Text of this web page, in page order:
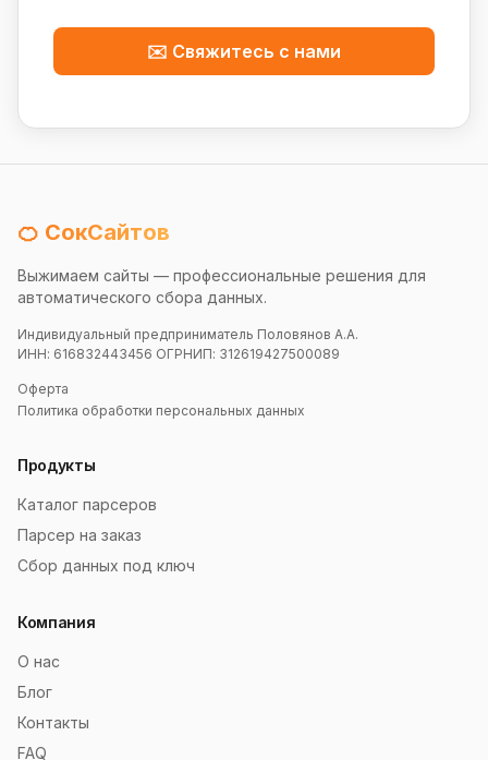
✉️ Свяжитесь с нами
🍊 СокСайтов
Выжимаем сайты — профессиональные решения для
автоматического сбора данных.
Индивидуальный предприниматель Половянов А.А.
ИНН: 616832443456 ОГРНИП: 312619427500089
Оферта
Политика обработки персональных данных
Продукты
Каталог парсеров
Парсер на заказ
Сбор данных под ключ
Компания
О нас
Блог
Контакты
FAQ